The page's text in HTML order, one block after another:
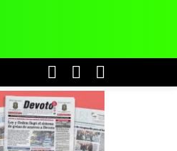
SWITCH
SKIN